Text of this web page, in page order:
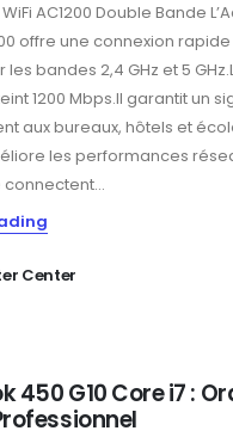
AC1200 Double Bande
offre une connexion
bandes 2,4 GHz et 5
1200 Mbps.Il garantit un
aux bureaux, hôtels et
les performances
Center
450 G10 Core i7 :